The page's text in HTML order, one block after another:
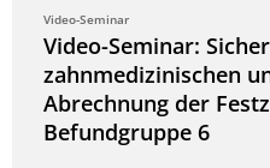
Video-Seminar
Video-Seminar:
zahnmedizinischen
Abrechnung der
Befundgruppe 6